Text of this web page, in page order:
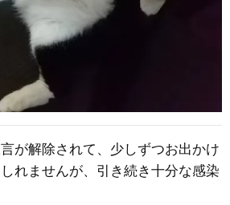
が解除されて、少しずつお出かけ
れませんが、引き続き十分な感染